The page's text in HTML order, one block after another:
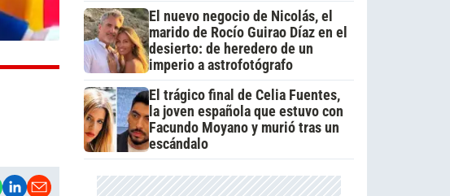
El nuevo negocio de Nicolás, el
marido de Rocío Guirao Díaz en el
desierto: de heredero de un
imperio a astrofotógrafo
El trágico final de Celia Fuentes,
la joven española que estuvo con
Facundo Moyano y murió tras un
escándalo